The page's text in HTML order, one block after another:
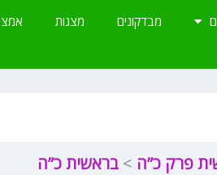
מבדקונים מצגות
פרק כ”ה בראשית כ”ה